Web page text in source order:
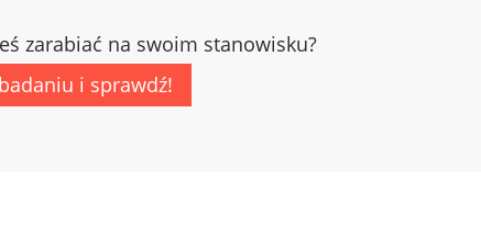
zarabiać na swoim stanowisku?
i sprawdź!